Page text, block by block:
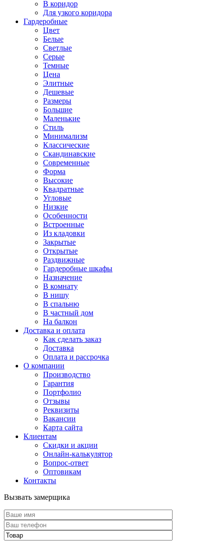
В коридор
Для узкого коридора
Гардеробные
Цвет
Белые
Светлые
Серые
Темные
Цена
Элитные
Дешевые
Размеры
Большие
Маленькие
Стиль
Минимализм
Классические
Скандинавские
Современные
Форма
Высокие
Квадратные
Угловые
Низкие
Особенности
Встроенные
Из кладовки
Закрытые
Открытые
Раздвижные
Гардеробные шкафы
Назначение
В комнату
В нишу
В спальню
В частный дом
На балкон
Доставка и оплата
Как сделать заказ
Доставка
Оплата и рассрочка
О компании
Производство
Гарантия
Портфолио
Отзывы
Реквизиты
Вакансии
Карта сайта
Клиентам
Скидки и акции
Онлайн-калькулятор
Вопрос-ответ
Оптовикам
Контакты
Вызвать замерщика